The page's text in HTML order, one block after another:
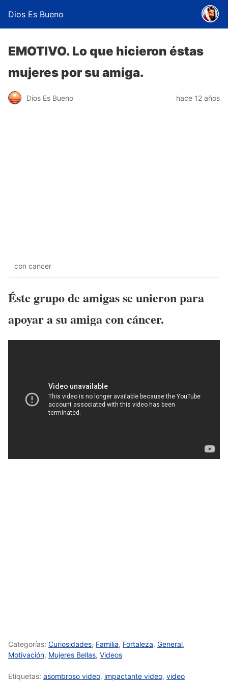
Dios Es Bueno
EMOTIVO. Lo que hicieron éstas
mujeres por su amiga.
Dios Es Bueno hace 12 años
con cancer
Éste grupo de amigas se unieron para
apoyar a su amiga con cáncer.
Categorías: Curiosidades, Familia, Fortaleza, General,
Motivación, Mujeres Bellas, Videos
Etiquetas: asombroso video, impactante video, video